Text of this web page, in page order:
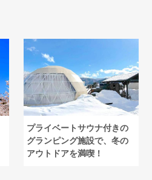
プライベートサウナ付きの
グランピング施設で、冬の
アウトドアを満喫！